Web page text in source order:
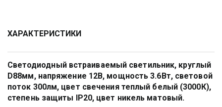
ХАРАКТЕРИСТИКИ
Светодиодный встраиваемый светильник, круглый
D88мм, напряжение 12В, мощность 3.6Вт, световой
поток 300лм, цвет свечения теплый белый (3000К),
степень защиты IP20, цвет никель матовый.